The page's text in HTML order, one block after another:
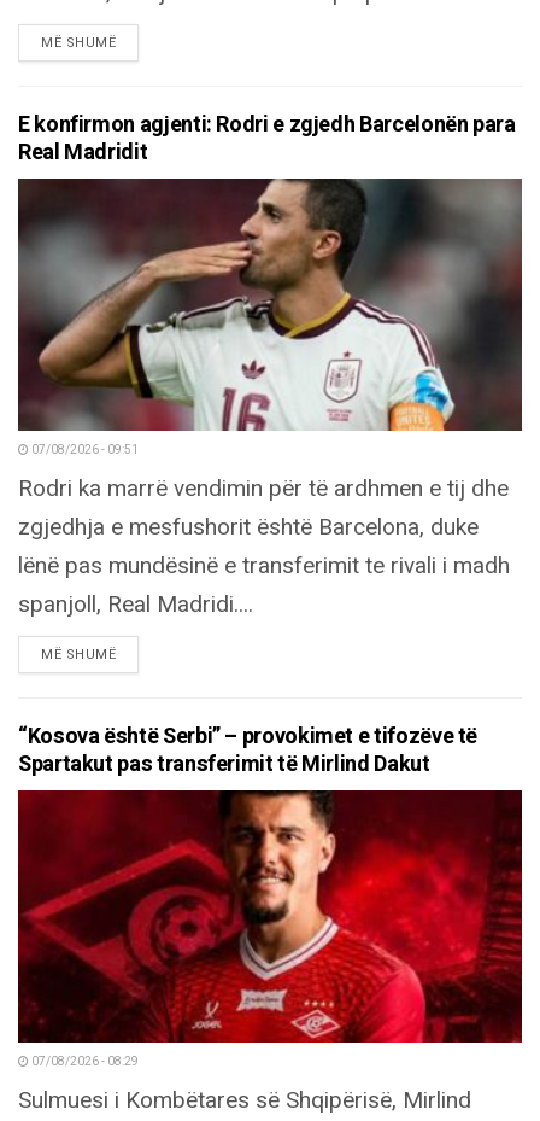
MË SHUMËDETAILS
E konfirmon agjenti: Rodri e zgjedh Barcelonën para
Real Madridit
07/08/2026 - 09:51
Rodri ka marrë vendimin për të ardhmen e tij dhe
zgjedhja e mesfushorit është Barcelona, duke
lënë pas mundësinë e transferimit te rivali i madh
spanjoll, Real Madridi....
MË SHUMËDETAILS
“Kosova është Serbi” – provokimet e tifozëve të
Spartakut pas transferimit të Mirlind Dakut
07/08/2026 - 08:29
Sulmuesi i Kombëtares së Shqipërisë, Mirlind